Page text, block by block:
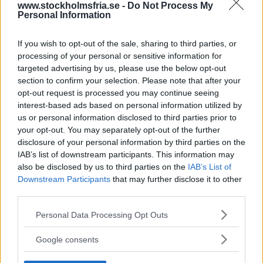
www.stockholmsfria.se - Do Not Process My
Personal Information
If you wish to opt-out of the sale, sharing to third parties, or
processing of your personal or sensitive information for
targeted advertising by us, please use the below opt-out
section to confirm your selection. Please note that after your
opt-out request is processed you may continue seeing
interest-based ads based on personal information utilized by
us or personal information disclosed to third parties prior to
your opt-out. You may separately opt-out of the further
disclosure of your personal information by third parties on the
IAB’s list of downstream participants. This information may
also be disclosed by us to third parties on the IAB’s List of
Downstream Participants that may further disclose it to other
Please note that this website/app uses one or more Google
not limited to your visit or usage behaviour. You may click to
Personal Data Processing Opt Outs
Google consents
Läs Frias efterträdare!
Syreär Sveriges enda gröna dagstidning som
finns både digitalt och i tryck.
kända skådespelarnamn i registolen.Stjärnkavalkaden
reds anm) då festivalen bjuder in till mångsidige
amerikanen Steven Soderberghs omskrivna
tävlingsfilm, det romantiska mordmysteriet The Good
German, med bland andra huvudrollsinnehavarna
George Clooney och Cate Blanchett på plats i Berlin.
Filmen är gjord som en hyllning till 1940-talets film
noir-genre – med svartvitt foto, studiomiljöer och
stiliserat skådespeleri. Någonstans under arbetets gång
och intetsägande, trots att Cate Blanchett för femtielfte
gången är makalös. Det är så illa att man bara längtar
tillbaka till det riktiga 1940-talet.